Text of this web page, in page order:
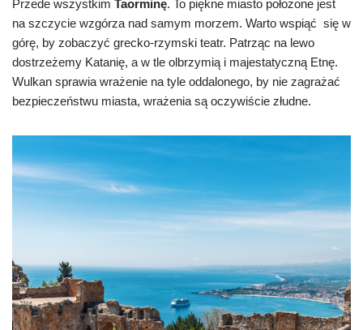
Przede wszystkim Taorminę. To piękne miasto położone jest
na szczycie wzgórza nad samym morzem. Warto wspiąć się w
górę, by zobaczyć grecko-rzymski teatr. Patrząc na lewo
dostrzeżemy Katanię, a w tle olbrzymią i majestatyczną Etnę.
Wulkan sprawia wrażenie na tyle oddalonego, by nie zagrażać
bezpieczeństwu miasta, wrażenia są oczywiście złudne.